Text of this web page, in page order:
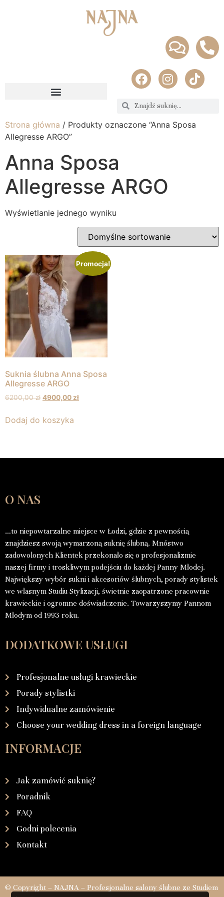
Strona główna / Produkty oznaczone “Anna Sposa
Allegresse ARGO”
Anna Sposa
Allegresse ARGO
Wyświetlanie jednego wyniku
Promocja!
Suknia ślubna Anna Sposa
Allegresse ARGO
6200,00zł 4900,00zł
Dodaj do koszyka
O NAS
…to niepowtarzalne miejsce w Łodzi, gdzie z pewnością
znajdziesz swoją wymarzoną suknię ślubną. Mnóstwo
zadowolonych Klientek przekonało się o profesjonalizmie
naszej firmy i troskliwym podejściu do każdej Panny Młodej.
Największy wybór sukni i akcesoriów ślubnych, porady stylistek
we własnym Studiu Stylizacji, świetnie zaopatrzone pracownie
krawieckie i ogromne doświadczenie. Towarzyszymy Pannom
Młodym od 1993 roku.
DODATKOWE USŁUGI
Profesjonalne usługi krawieckie
Porady stylistki
Indywidualne zamówienie
Choose your wedding dress in a foreign language
INFORMACJE
Jak zamówić suknię?
Poradnik
FAQ
Godni polecenia
Kontakt
© Copyright – NAJNA – Profesjonalne salony ślubne ze Studiem